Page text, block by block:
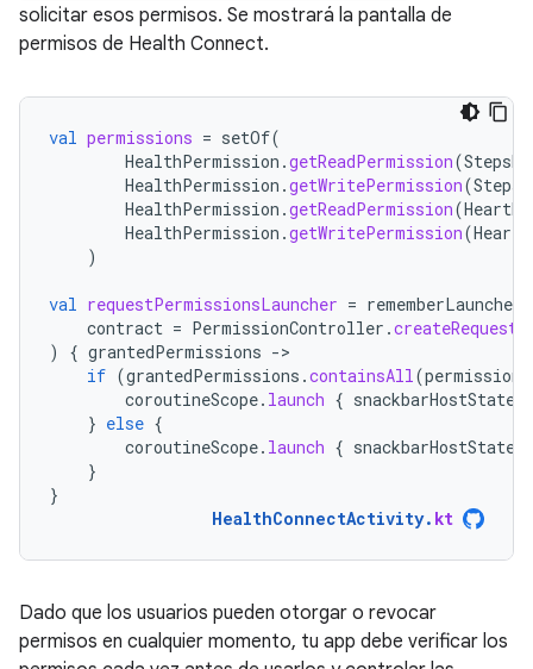
solicitar esos permisos. Se mostrará la pantalla de
permisos de Health Connect.
val permissions = setOf(
HealthPermission .getReadPermission(
HealthPermission .getWritePermission(
HealthPermission .getReadPermission(
HealthPermission .getWritePermission(
)
val requestPermissionsLauncher =
contract = PermissionController .
)
{ grantedPermissions -
if (grantedPermissions .containsAll(permissions
coroutineScope. launch { snackbarHostState
} else {
coroutineScope. launch { snackbarHostState
}
}
HealthConnectActivity. kt
Dado que los usuarios pueden otorgar o revocar
permisos en cualquier momento, tu app debe verificar los